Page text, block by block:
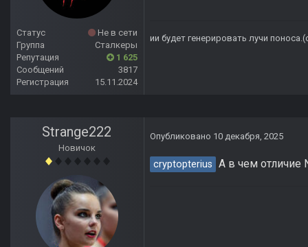
Статус
Не в сети
Группа
Сталкеры
Репутация
1 625
Сообщений
3817
Регистрация
15.11.2024
ии будет генерировать лучи
Strange222
Новичок
Опубликовано 10 декабря, 2025
cryptopterius А в чем отличие